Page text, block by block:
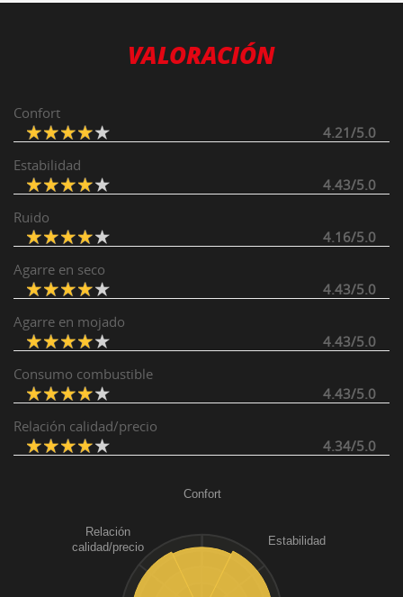
VALORACIÓN
Confort
4.21/5.0
Estabilidad
4.43/5.0
Ruido
4.16/5.0
Agarre en seco
4.43/5.0
Agarre en mojado
4.43/5.0
Consumo combustible
4.43/5.0
Relación calidad/precio
4.34/5.0
Confort
Estabilidad
Relación
calidad/precio